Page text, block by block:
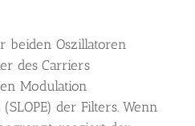
beiden Oszillatoren
des Carriers
Modulation
der Filters. Wenn